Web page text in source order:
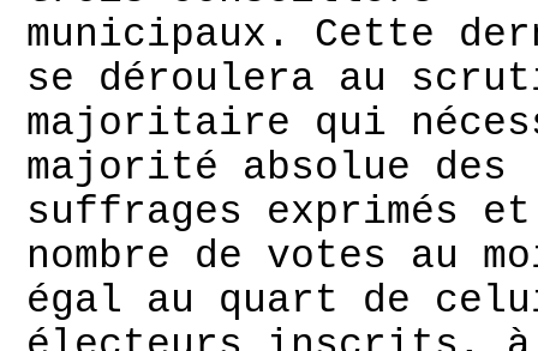
municipaux. Cette
se déroulera au
majoritaire qui
majorité absolue des
suffrages exprimés
nombre de votes au
égal au quart de